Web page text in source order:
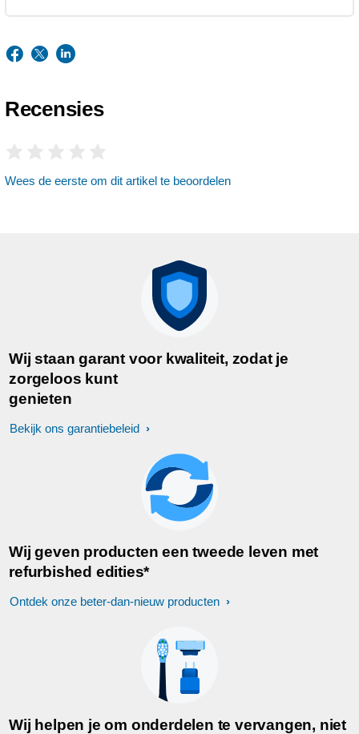
Recensies
Wees de eerste om dit artikel te beoordelen
Wij staan garant voor kwaliteit, zodat je
zorgeloos kunt
genieten
Bekijk ons garantiebeleid
Wij geven producten een tweede leven met
refurbished edities*
Ontdek onze beter-dan-nieuw producten
Wij helpen je om onderdelen te vervangen, niet